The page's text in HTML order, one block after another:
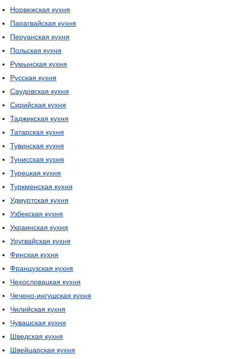
Норвежская кухня
Парагвайская кухня
Перуанская кухня
Польская кухня
Румынская кухня
Русская кухня
Саудовская кухня
Сирийская кухня
Таджикская кухня
Татарская кухня
Тувинская кухня
Тунисская кухня
Турецкая кухня
Туркменская кухня
Удмуртская кухня
Узбекская кухня
Украинская кухня
Уругвайская кухня
Финская кухня
Французская кухня
Чехословацкая кухня
Чечено-ингушская кухня
Чилийская кухня
Чувашская кухня
Шведская кухня
Швейцарская кухня